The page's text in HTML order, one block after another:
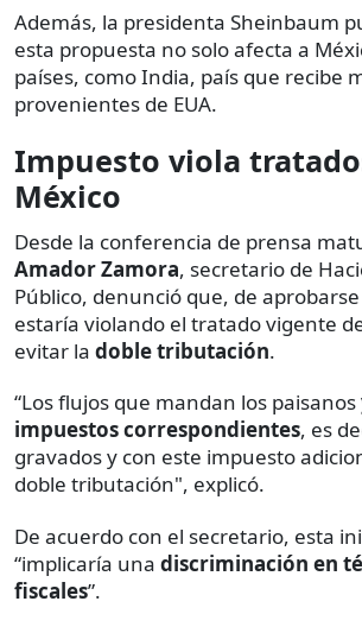
Además, la presidenta Sheinbaum
esta propuesta no solo afecta a
países, como India, país que recibe
provenientes de EUA.
Impuesto viola
México
Desde la conferencia de prensa
Amador Zamora, secretario de
Público, denunció que, de
estaría violando el tratado vigente
evitar la doble tributación.
“Los flujos que mandan los paisanos
impuestos correspondientes, es
gravados y con este impuesto
doble tributación", explicó.
De acuerdo con el secretario, esta
“implicaría una discriminación en
fiscales”.